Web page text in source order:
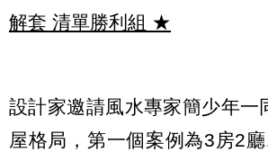
解套 清單勝利組 ★
設計家邀請風水專家簡少年一
屋格局，第一個案例為3房2